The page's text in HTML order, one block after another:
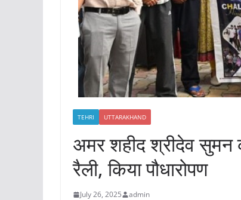
TEHRI UTTARAKHAND
अमर शहीद श्रीदेव सुमन
रैली, किया पौधारोपण
July 26, 2025 admin